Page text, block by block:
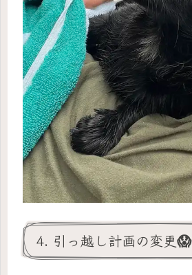
4. 引っ越し計画の変更😱